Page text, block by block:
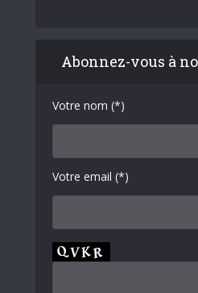
Abonnez-vous à
Votre nom (*)
Votre email (*)